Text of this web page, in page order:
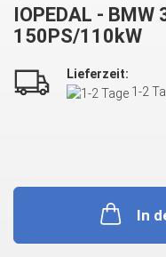
IOPEDAL -
150PS/110kW
Lieferzeit:
1-2
In